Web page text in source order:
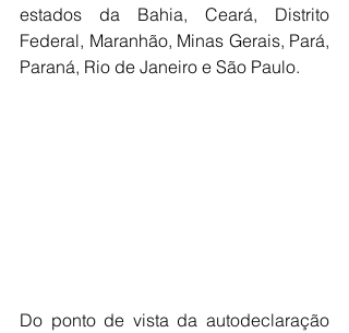
estados da Bahia, Ceará, Distrito
Federal, Maranhão, Minas Gerais, Pará,
Paraná, Rio de Janeiro e São Paulo.
Do ponto de vista da autodeclaração